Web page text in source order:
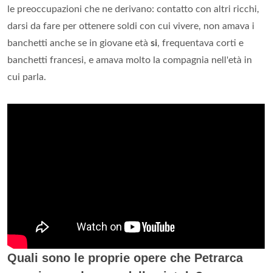
le preoccupazioni che ne derivano: contatto con altri ricchi,
darsi da fare per ottenere soldi con cui vivere, non amava i
banchetti anche se in giovane età si, frequentava corti e
banchetti francesi, e amava molto la compagnia nell'età in
cui parla.
Quali sono le proprie opere che Petrarca